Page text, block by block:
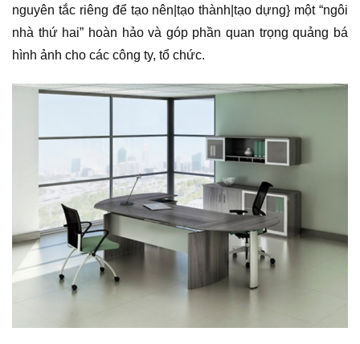
nguyên tắc riêng để tạo nên|tạo thành|tạo dựng} một “ngôi
nhà thứ hai” hoàn hảo và góp phần quan trọng quảng bá
hình ảnh cho các công ty, tổ chức.